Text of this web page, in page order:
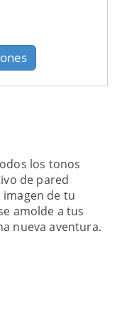
los tonos
de pared
imagen de tu
amolde a tus
nueva aventura.